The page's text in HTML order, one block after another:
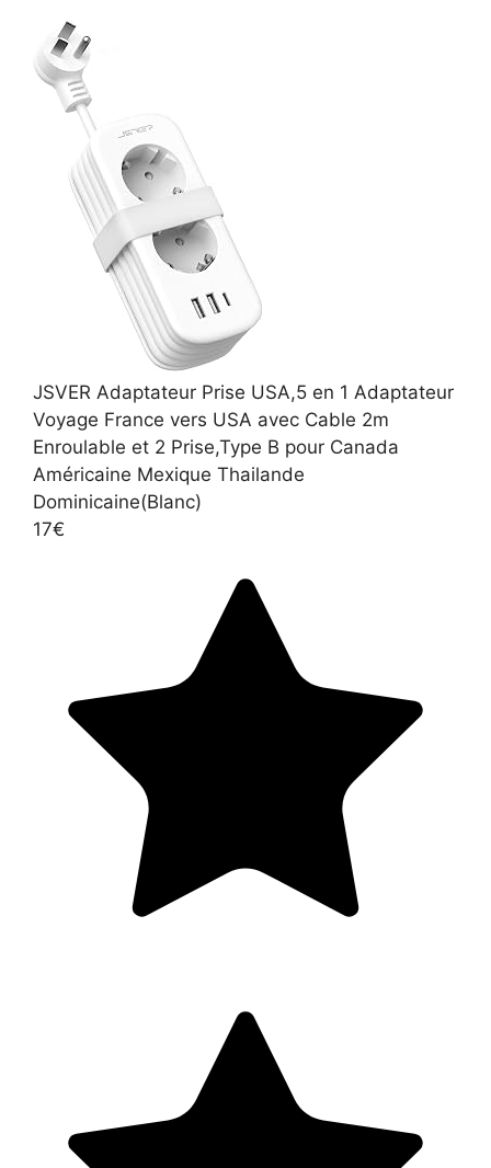
JSVER Adaptateur Prise USA,5 en 1 Adaptateur
Voyage France vers USA avec Cable 2m
Enroulable et 2 Prise,Type B pour Canada
Américaine Mexique Thailande
Dominicaine(Blanc)
17€